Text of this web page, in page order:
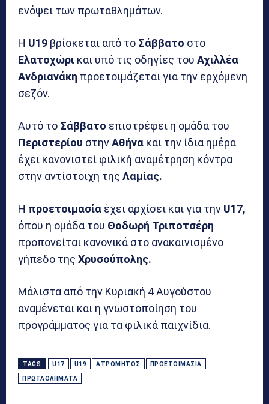
ενόψει των πρωταθλημάτων.
Η U19 βρίσκεται από το Σάββατο στο
Ελατοχώρι και υπό τις οδηγίες του Αχιλλέα
Ανδριανάκη προετοιμάζεται για την ερχόμενη
σεζόν.
Αυτό το Σάββατο επιστρέφει η ομάδα του
Περιστερίου στηνΑθήνα και την ίδια ημέρα
έχει κανονιστεί φιλική αναμέτρηση κόντρα
στην αντίστοιχη της Λαμίας.
Η προετοιμασία έχει αρχίσει και για την U17,
όπου η ομάδα του Θοδωρή Τριποτσέρη
προπονείται κανονικά στο ανακαινισμένο
γήπεδο της Χρυσούπολης.
Μάλιστα από την Κυριακή 4 Αυγούστου
αναμένεται και η γνωστοποίηση του
προγράμματος για τα φιλικά παιχνίδια.
TAGS U17 U19 ΑΤΡΌΜΗΤΟΣ ΠΡΟΕΤΟΙΜΑΣΊΑ
ΠΡΩΤΑΘΛΉΜΑΤΑ